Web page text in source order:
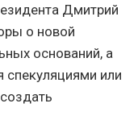
Дмитрий
о новой
оснований, а
спекуляциями или